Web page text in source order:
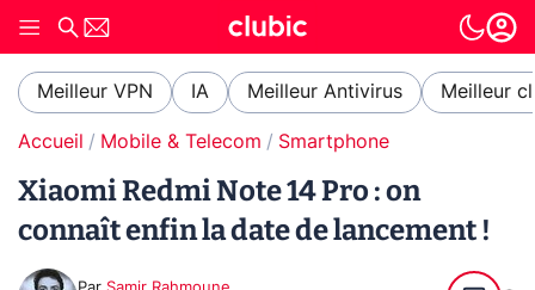
Meilleur VPN IA Meilleur Antivirus Meilleur
Accueil Mobile & Telecom Smartphone
Xiaomi Redmi Note 14 Pro : on
connaît enfin la date de lancement !